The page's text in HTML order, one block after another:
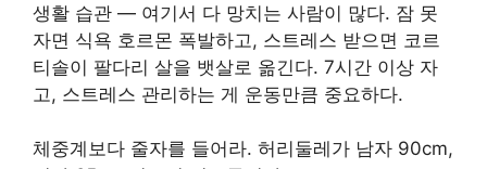
생활 습관 — 여기서 다 망치는 사람이 많다. 잠 못
자면 식욕 호르몬 폭발하고, 스트레스 받으면 코르
티솔이 팔다리 살을 뱃살로 옮긴다. 7시간 이상 자
고, 스트레스 관리하는 게 운동만큼 중요하다.
체중계보다 줄자를 들어라. 허리둘레가 남자 90cm,